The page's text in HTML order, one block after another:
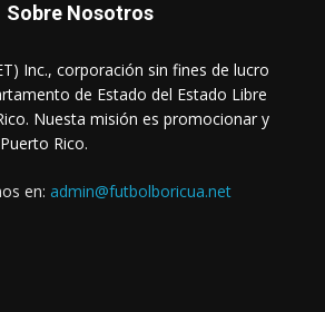
Sobre Nosotros
Inc., corporación sin fines de lucro
de Estado del Estado Libre
Nuesta misión es promocionar y
Rico.
en: admin@futbolboricua.net